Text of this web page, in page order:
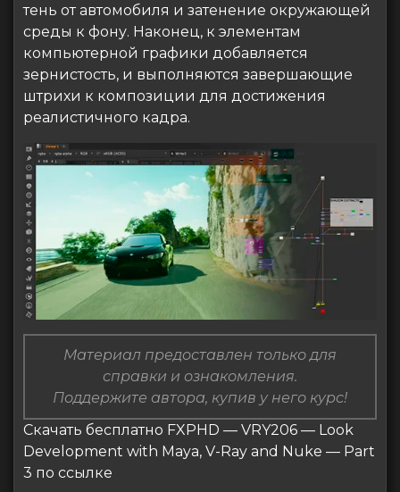
тень от автомобиля и затенение окружающей
среды к фону. Наконец, к элементам
компьютерной графики добавляется
зернистость, и выполняются завершающие
штрихи к композиции для достижения
реалистичного кадра.
Материал предоставлен только для
справки и ознакомления.
Поддержите автора, купив у него курс!
Скачать бесплатно FXPHD — VRY206 — Look
Development with Maya, V-Ray and Nuke — Part
3 по ссылке